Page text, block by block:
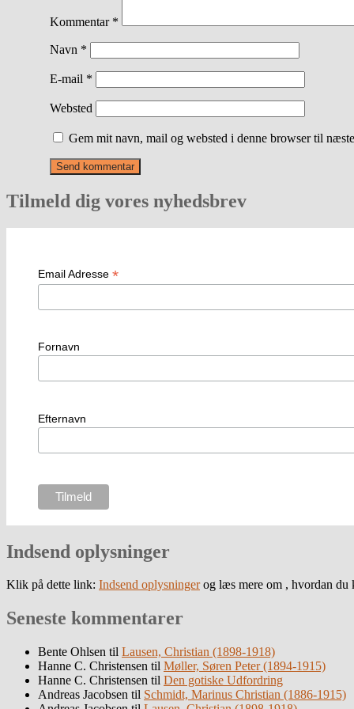
Kommentar *
Navn *
E-mail *
Websted
Gem mit navn, mail og websted i denne browser til
Tilmeld dig vores nyhedsbrev
Email Adresse *
Fornavn
Efternavn
Indsend oplysninger
Klik på dette link: Indsend oplysningerog læs mere om , hvordan du
Seneste kommentarer
Bente Ohlsen til Lausen, Christian (1898-1918)
Hanne C. Christensen til Møller, Søren Peter (1894-1915)
Hanne C. Christensen til Den gotiske Udfordring
Andreas Jacobsen til Schmidt, Marinus Christian (1886-1915)